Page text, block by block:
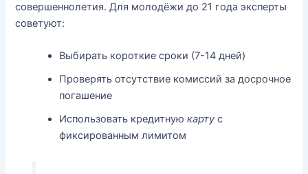
совершеннолетия. Для молодёжи до 21 года эксперты
советуют:
Выбирать короткие сроки (7-14 дней)
Проверять отсутствие комиссий за досрочное
погашение
Использовать кредитнуюкарту с
фиксированным лимитом